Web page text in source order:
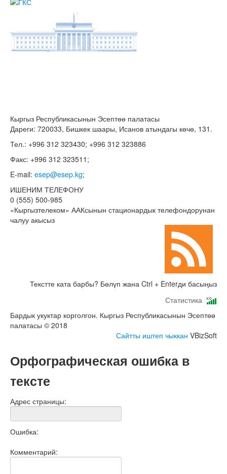
Кыргыз Республикасынын Эсептөө палатасы
Дареги: 720033, Бишкек шаары, Исанов атындагы көчө, 131.
Тел.: +996 312 323430; +996 312 323886
Факс: +996 312 323511;
E-mail: esep@esep.kg;
ИШЕНИМ ТЕЛЕФОНУ
0 (555) 500-985
«Кыргызтелеком» ААКсынын стационардык телефондорунан
чалуу акысыз
Текстте ката барбы? Бөлүп жана Ctrl + Enterди басыңыз
Статистика
Бардык укуктар корголгон. Кыргыз Республикасынын Эсептөө
палатасы © 2018
Сайтты иштеп чыккан VBizSoft
Орфографическая ошибка в
тексте
Адрес страницы:
Ошибка:
Комментарий: